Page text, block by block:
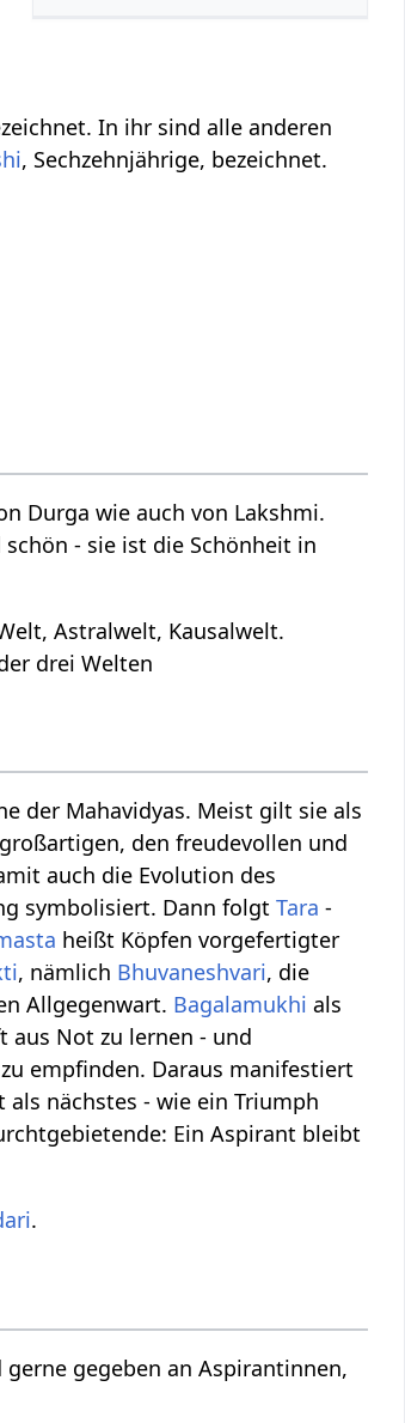
In ihr sind alle anderen
, Sechzehnjährige, bezeichnet.
Durga wie auch von Lakshmi.
- sie ist die Schönheit in
Astralwelt, Kausalwelt.
drei Welten
der Mahavidyas. Meist gilt sie als
den freudevollen und
auch die Evolution des
symbolisiert. Dann folgtTara -
heißt Köpfen vorgefertigter
, nämlich Bhuvaneshvari, die
Allgegenwart. Bagalamukhi als
Not zu lernen - und
zu empfinden. Daraus manifestiert
nächstes - wie ein Triumph
Ein Aspirant bleibt
.
gegeben an Aspirantinnen,